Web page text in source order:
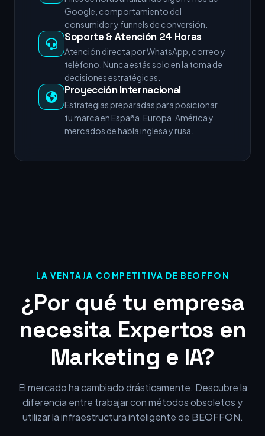
Google, comportamiento del
consumidor y funnels de conversión.
Soporte & Atención 24 Horas
Atención directa por WhatsApp, correo y
teléfono. Nunca estás solo en la toma de
decisiones estratégicas.
Proyección Internacional
Estrategias preparadas para posicionar
tu marca en España, Europa, América y
mercados de habla inglesa y rusa.
LA VENTAJA COMPETITIVA DE BEOFFON
¿Por qué tu empresa
necesita Expertos en
Marketing e IA?
El mercado ha cambiado drásticamente. Descubre la
diferencia entre trabajar con métodos obsoletos y
utilizar la infraestructura inteligente de BEOFFON.